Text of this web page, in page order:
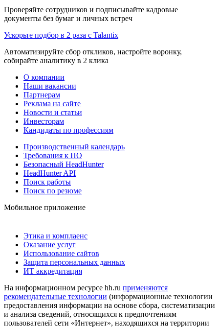
Проверяйте сотрудников и подписывайте кадровые
документы без бумаг и личных встреч
Ускорьте подбор в 2 раза с Talantix
Автоматизируйте сбор откликов, настройте воронку,
собирайте аналитику в 2 клика
О компании
Наши вакансии
Партнерам
Реклама на сайте
Новости и статьи
Инвесторам
Кандидаты по профессиям
Производственный календарь
Требования к ПО
Безопасный HeadHunter
HeadHunter API
Поиск работы
Поиск по резюме
Мобильное приложение
Этика и комплаенс
Оказание услуг
Использование сайтов
Защита персональных данных
ИТ аккредитация
На информационном ресурсе hh.ru применяются
рекомендательные технологии (информационные технологии
предоставления информации на основе сбора, систематизации
и анализа сведений, относящихся к предпочтениям
пользователей сети «Интернет», находящихся на территории